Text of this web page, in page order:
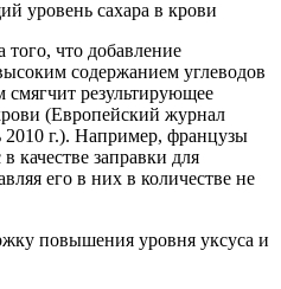
того, что добавление
содержанием углеводов
результирующее
(Европейский журнал
г.). Например, французы
качестве заправки для
его в них в количестве не
повышения уровня уксуса и